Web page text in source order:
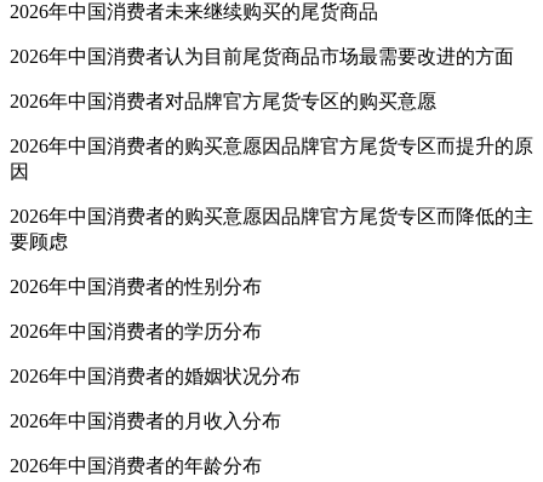
2026年中国消费者未来继续购买的尾货商品
2026年中国消费者认为目前尾货商品市场最需要改进的方面
2026年中国消费者对品牌官方尾货专区的购买意愿
2026年中国消费者的购买意愿因品牌官方尾货专区而提升的原
因
2026年中国消费者的购买意愿因品牌官方尾货专区而降低的主
要顾虑
2026年中国消费者的性别分布
2026年中国消费者的学历分布
2026年中国消费者的婚姻状况分布
2026年中国消费者的月收入分布
2026年中国消费者的年龄分布